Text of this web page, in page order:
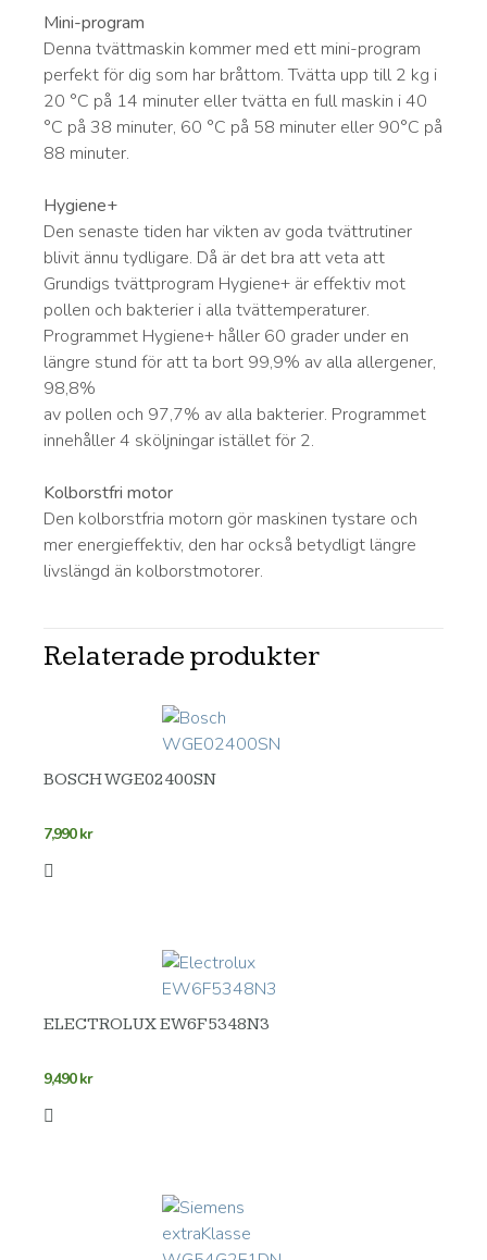
Mini-program
Denna tvättmaskin kommer med ett mini-program
perfekt för dig som har bråttom. Tvätta upp till 2 kg i
20 °C på 14 minuter eller tvätta en full maskin i 40
°C på 38 minuter, 60 °C på 58 minuter eller 90°C på
88 minuter.
Hygiene+
Den senaste tiden har vikten av goda tvättrutiner
blivit ännu tydligare. Då är det bra att veta att
Grundigs tvättprogram Hygiene+ är effektiv mot
pollen och bakterier i alla tvättemperaturer.
Programmet Hygiene+ håller 60 grader under en
längre stund för att ta bort 99,9% av alla allergener,
98,8%
av pollen och 97,7% av alla bakterier. Programmet
innehåller 4 sköljningar istället för 2.
Kolborstfri motor
Den kolborstfria motorn gör maskinen tystare och
mer energieffektiv, den har också betydligt längre
livslängd än kolborstmotorer.
Relaterade produkter
BOSCH WGE02400SN
7,990kr
ELECTROLUX EW6F5348N3
9,490kr